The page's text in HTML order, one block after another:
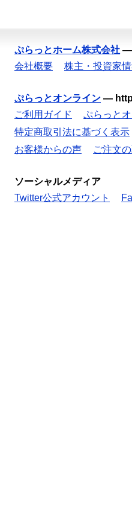
ぷらっとホーム株式会社 —
会社概要
株主・投資家
ぷらっとオンライン —
ご利用ガイド
ぷらっと
特定商取引法に基づく表示
お客様からの声
ご注文
ソーシャルメディア
Twitter公式アカウント